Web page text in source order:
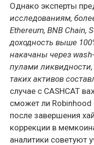
Однако эксперты
исследованиям,
Ethereum, BNB Chain,
доходность выше
накачаны через
пулами
таких активов
случае с CASHCAT
сможет ли Robinhood
после завершения
коррекции в
аналитики советуют